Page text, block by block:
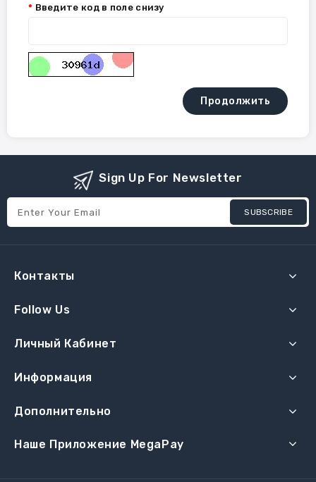
Введите код в поле снизу
Продолжить
Sign Up For Newsletter
SUBSCRIBE
Контакты
Follow Us
Личный Кабинет
Информация
Дополнительно
Наше Приложение MegaPay